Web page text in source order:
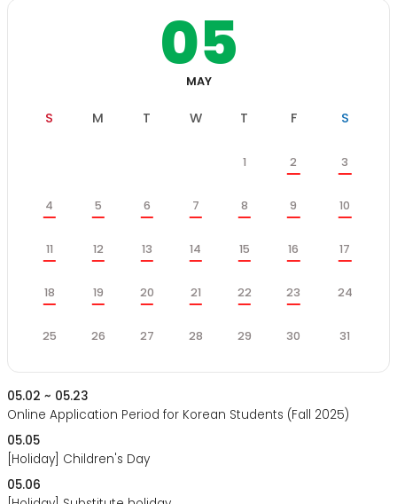
05
MAY
S M T W수 T F금 S토
1목 2 3
4 5월 6화 7수 8목 9 10
11일 12월 13화 14 15목 16 17
18일 19월 20화 21수 22목 23 24토
25일 26월 27화 28수 29목 30 31
05.02 ~ 05.23
Online Application Period for Korean Students (Fall 2025)
05.05
[Holiday] Children's Day
05.06